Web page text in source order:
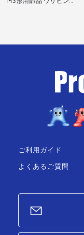
ご利用ガイド
よくあるご質問